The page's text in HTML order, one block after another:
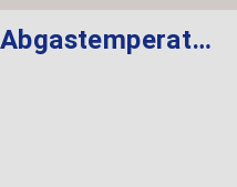
Abgastemperatursensor L= 366MM